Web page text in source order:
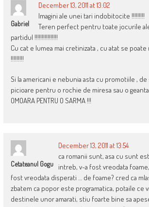
Gabriel
December 13, 2011 at 13:02
Imagini ale unei tari indobitocite !!!!!!!!!
Teren perfect pentru toate jocurile
partidul !!!!!!!!!!!!!!!!
Cu cat e lumea mai cretinizata , cu atat se poate
!!!!!!!!!
Si la americani e nebunia asta cu promotiile ,
picioare pentru o rochie de miresa sau o geanta
OMOARA PENTRU O SARMA !!!
Cetateanul Gogu
December 13, 2011 at 13:54
ca romanii sunt, asa cu sunt
intreb, v-a fost vreodata
fost vreodata disperati … de foame? cred ca
zbatem ca popor este programatica, potaile ce
destinele unor amarati, stiu foarte bine sa